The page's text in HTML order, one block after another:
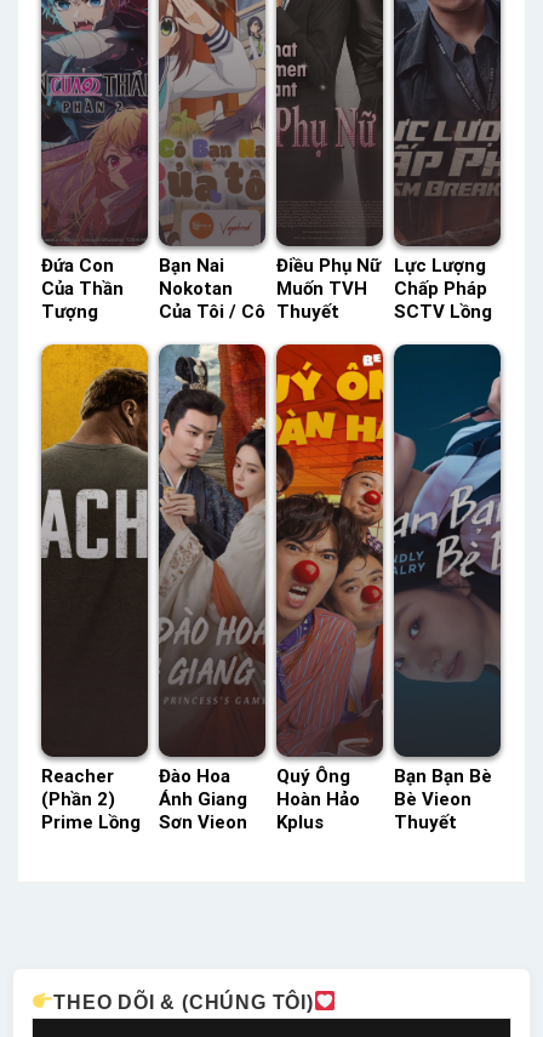
Đứa Con
Của Thần
Tượng
Lồng Tiếng
– Status:
13 / 13
Lồng Tiếng
Bạn Nai
Nokotan
Của Tôi / Cô
Tôi Lồng
Tiếng –
Status: 01 /
12 Lồng
Tiếng
Điều Phụ Nữ
Muốn TVH
Thuyết
Status: HD
Thuyết
Minh
Lực Lượng
Chấp Pháp
SCTV Lồng
Status: 25 /
Reacher
(Phần 2)
Prime Lồng
Đào Hoa
Ánh Giang
Sơn Vieon
Quý Ông
Hoàn Hảo
Kplus
Bạn Bạn Bè
Bè Vieon
Thuyết
THEO DÕI & (CHÚNG TÔI)